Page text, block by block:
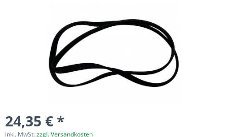
24,35 € *
inkl. MwSt.zzgl. Versandkosten